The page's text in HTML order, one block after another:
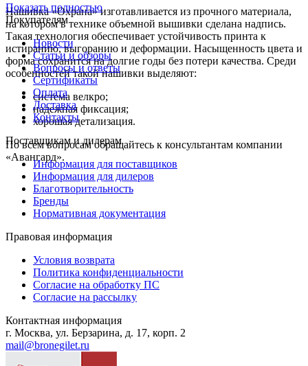
Нашивка «Охрана» изготавливается из прочного материала,
на котором в технике объемной вышивки сделана надпись.
Такая технология обеспечивает устойчивость принта к
истиранию, выгоранию и деформации. Насыщенность цвета и
форма сохранится на долгие годы без потери качества. Среди
особенностей такой нашивки выделяют:
система велкро;
надежная фиксация;
хорошая детализация.
По всем вопросам обращайтесь к консультантам компании
«Авангард».
Показать полностью
Покупателям
Новости
Статьи и обзоры
Вопросы и ответы
Сертификаты
Оплата
Доставка
Контакты
Поставщикам и дилерам
Информация для поставщиков
Информация для дилеров
Благотворительность
Бренды
Нормативная документация
Правовая информация
Условия возврата
Политика конфиденциальности
Согласие на обработку ПС
Согласие на рассылку
Контактная информация
г. Москва, ул. Берзарина, д. 17, корп. 2
mail@bronegilet.ru